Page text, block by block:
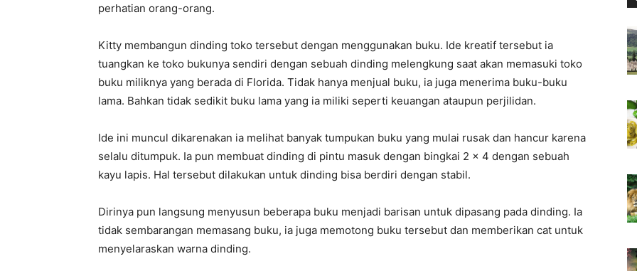
perhatian orang-orang.
Kitty membangun dinding toko tersebut dengan menggunakan buku. Ide kreatif tersebut ia
tuangkan ke toko bukunya sendiri dengan sebuah dinding melengkung saat akan memasuki toko
buku miliknya yang berada di Florida. Tidak hanya menjual buku, ia juga menerima buku-buku
lama. Bahkan tidak sedikit buku lama yang ia miliki seperti keuangan ataupun perjilidan.
Ide ini muncul dikarenakan ia melihat banyak tumpukan buku yang mulai rusak dan hancur karena
selalu ditumpuk. Ia pun membuat dinding di pintu masuk dengan bingkai 2 x 4 dengan sebuah
kayu lapis. Hal tersebut dilakukan untuk dinding bisa berdiri dengan stabil.
Dirinya pun langsung menyusun beberapa buku menjadi barisan untuk dipasang pada dinding. Ia
tidak sembarangan memasang buku, ia juga memotong buku tersebut dan memberikan cat untuk
menyelaraskan warna dinding.